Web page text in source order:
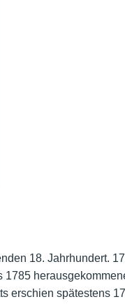
18. Jahrhundert.
1785
erschien spätestens